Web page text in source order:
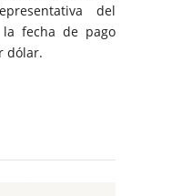
del
fecha de pago
dólar.